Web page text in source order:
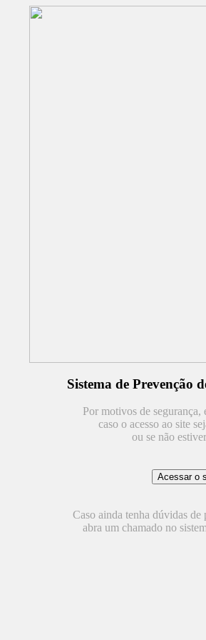
Sistema de Prevenção
Por motivos de segurança,
caso o acesso ao site
ou se não
Caso ainda tenha dúvidas de
abra um chamado no